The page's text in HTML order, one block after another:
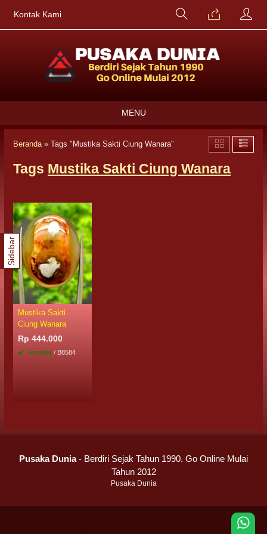
Kontak Kami
MENU
Beranda» Tags "Mustika Sakti Ciung Wanara"
Tags Mustika Sakti Ciung Wanara
Mustika Sakti
Ciung Wanara
Rp 444.000
Tersedia / B8584
Sidebar
Pusaka Dunia- Berdiri Sejak Tahun 1990. Go Online Mulai
Tahun 2012
Pusaka Dunia